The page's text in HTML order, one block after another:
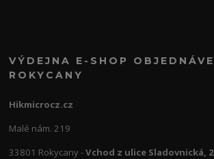
VÝDEJNA E-SHOP
ROKYCANY
Hikmicrocz.cz
Malé nám. 219
33801 Rokycany -Vchod z ulice Sladovnická,